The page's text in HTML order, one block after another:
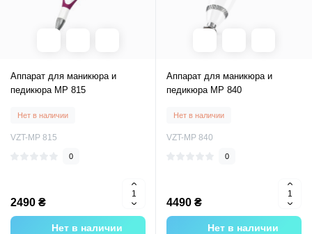
Аппарат для маникюра и
педикюра MP 815
Нет в наличии
VZT-MP 815
0
2490 ₴
Нет в наличии
Аппарат для маникюра и
педикюра MP 840
Нет в наличии
VZT-MP 840
0
4490 ₴
Нет в наличии